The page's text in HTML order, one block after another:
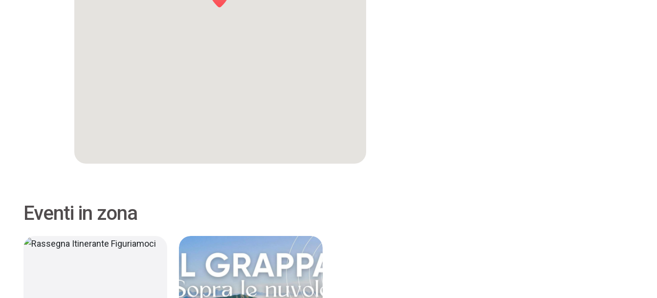
Eventi in zona